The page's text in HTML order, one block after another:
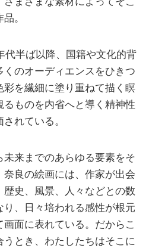
。
代半ば以降、国籍や文化的背
のオーディエンスをひきつ
を繊細に塗り重ねて描く瞑
ものを内省へと導く精神性
れている。
来までのあらゆる要素をそ
良の絵画には、作家が出会
史、風景、人々などとの数
、日々培われる感性が根元
面に表れている。だからこ
とき、わたしたちはそこに